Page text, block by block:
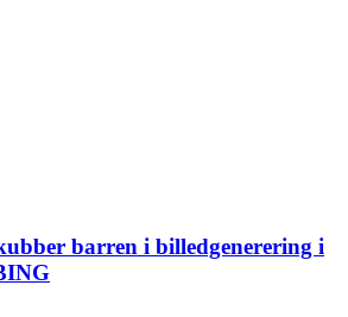
barren i billedgenerering i